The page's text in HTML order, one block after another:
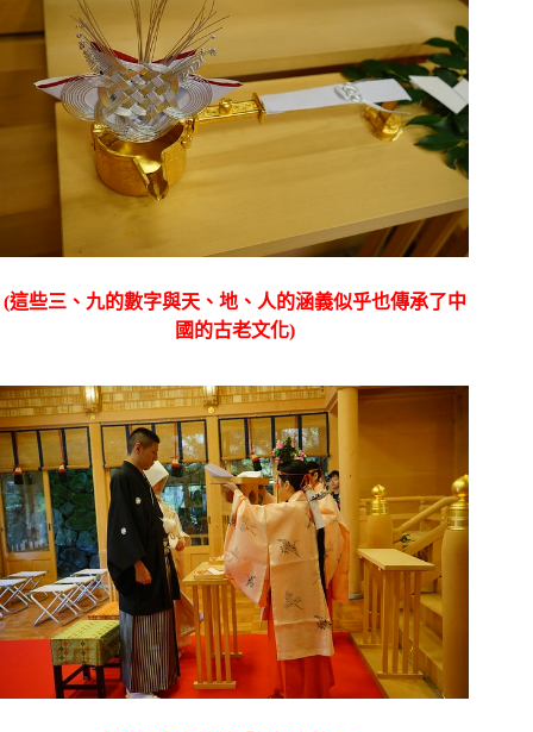
(這些三、九的數字與天、地、人的涵義似乎也傳承了中
國的古老文化)